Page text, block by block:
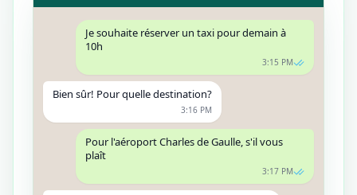
Je souhaite réserver un taxi pour demain à
10h
3:15 PM
Bien sûr! Pour quelle destination?
3:16 PM
Pour l'aéroport Charles de Gaulle, s'il vous
plaît
3:17 PM